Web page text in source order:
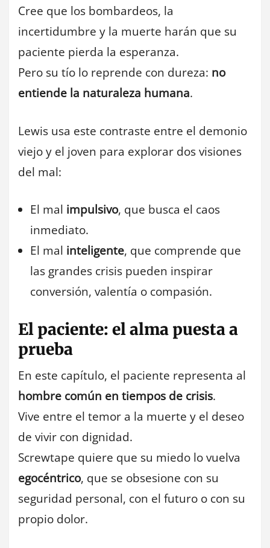
Cree que los bombardeos, la
incertidumbre y la muerte harán que su
paciente pierda la esperanza.
Pero su tío lo reprende con dureza: no
entiende la naturaleza humana.
Lewis usa este contraste entre el demonio
viejo y el joven para explorar dos visiones
del mal:
El mal impulsivo, que busca el caos
inmediato.
El mal inteligente, que comprende que
las grandes crisis pueden inspirar
conversión, valentía o compasión.
El paciente: el alma puesta a
prueba
En este capítulo, el paciente representa al
hombre común en tiempos de crisis.
Vive entre el temor a la muerte y el deseo
de vivir con dignidad.
Screwtape quiere que su miedo lo vuelva
egocéntrico, que se obsesione con su
seguridad personal, con el futuro o con su
propio dolor.